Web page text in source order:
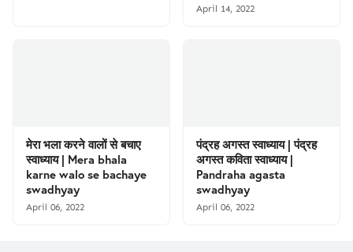
April 14, 2022
मेरा भला करने वालों से बचाए
स्वाध्याय | Mera bhala
karne walo se bachaye
swadhyay
April 06, 2022
पंद्रह अगस्त स्वाध्याय | पंद्रह
अगस्त कविता स्वाध्याय |
Pandraha agasta
swadhyay
April 06, 2022